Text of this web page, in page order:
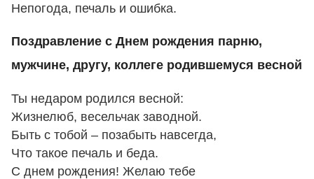
Непогода, печаль и ошибка.
Поздравление с Днем рождения парню,
мужчине, другу, коллеге родившемуся весной
Ты недаром родился весной:
Жизнелюб, весельчак заводной.
Быть с тобой – позабыть навсегда,
Что такое печаль и беда.
С днем рождения! Желаю тебе